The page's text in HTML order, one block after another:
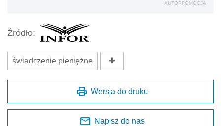
AUTOPROMOCJA
Źródło:
świadczenie pieniężne
Wersja do druku
Napisz do nas